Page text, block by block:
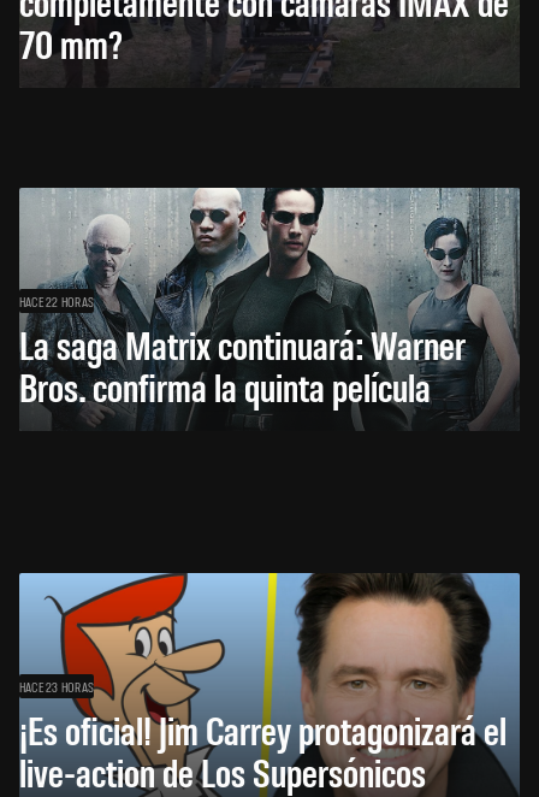
70 mm?
HACE 22 HORAS
La saga Matrix continuará: Warner
Bros. confirma la quinta película
HACE 23 HORAS
¡Es oficial! Jim Carrey protagonizará el
live-action de Los Supersónicos